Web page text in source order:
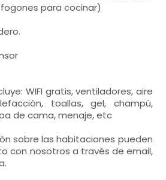
para cocinar)
WIFI gratis, ventiladores, aire
toallas, gel, champú,
de cama, menaje, etc
sobre las habitaciones pueden
con nosotros a través de email,